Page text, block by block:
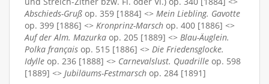
Abschieds-Gruß op. 359 [1884] <> Mein Liebling. Gavotte
op. 399 [1886] <> Kronprinz-Marsch op. 400 [1886] <>
Auf der Alm. Mazurka op. 205 [1889] <> Blau-Äuglein.
Polka français op. 515 [1886] <> Die Friedensglocke.
Idylle op. 236 [1888] <> Carnevalslust. Quadrille op. 598
[1889] <> Jubiläums-Festmarsch op. 284 [1891]